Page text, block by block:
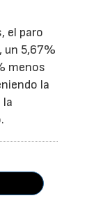
el paro
un 5,67%
menos
la
la